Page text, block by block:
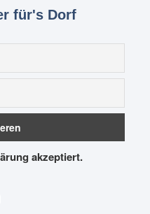
für's Dorf
akzeptiert.